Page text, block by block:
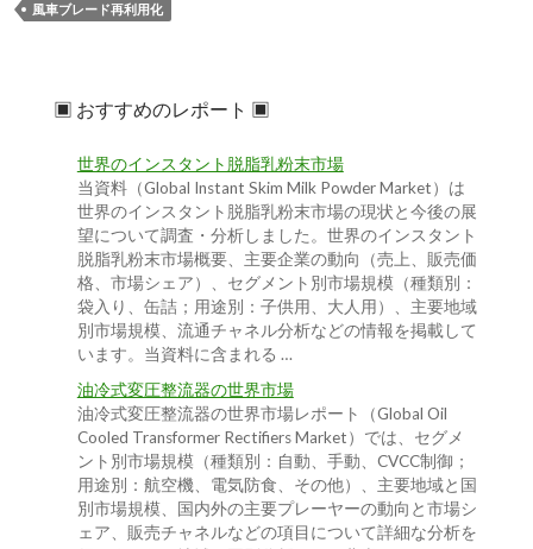
風車ブレード再利用化
▣ おすすめのレポート ▣
世界のインスタント脱脂乳粉末市場
当資料（Global Instant Skim Milk Powder Market）は
世界のインスタント脱脂乳粉末市場の現状と今後の展
望について調査・分析しました。世界のインスタント
脱脂乳粉末市場概要、主要企業の動向（売上、販売価
格、市場シェア）、セグメント別市場規模（種類別：
袋入り、缶詰；用途別：子供用、大人用）、主要地域
別市場規模、流通チャネル分析などの情報を掲載して
います。当資料に含まれる …
油冷式変圧整流器の世界市場
油冷式変圧整流器の世界市場レポート（Global Oil
Cooled Transformer Rectifiers Market）では、セグメ
ント別市場規模（種類別：自動、手動、CVCC制御；
用途別：航空機、電気防食、その他）、主要地域と国
別市場規模、国内外の主要プレーヤーの動向と市場シ
ェア、販売チャネルなどの項目について詳細な分析を